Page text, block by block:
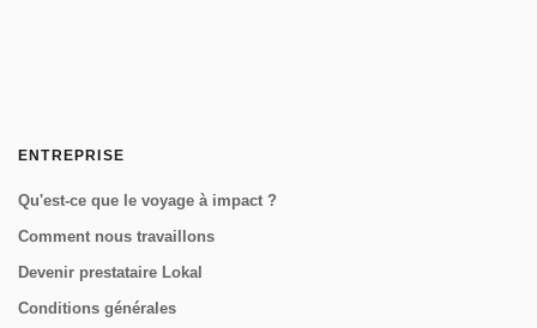
ENTREPRISE
Qu'est-ce que le voyage à impact ?
Comment nous travaillons
Devenir prestataire Lokal
Conditions générales